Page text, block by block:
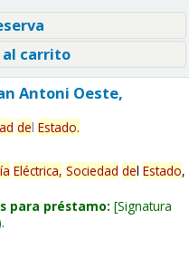
carrito
Antoni Oeste,
del Estado.
Eléctrica, Sociedad del Estado,
para préstamo: Signatura